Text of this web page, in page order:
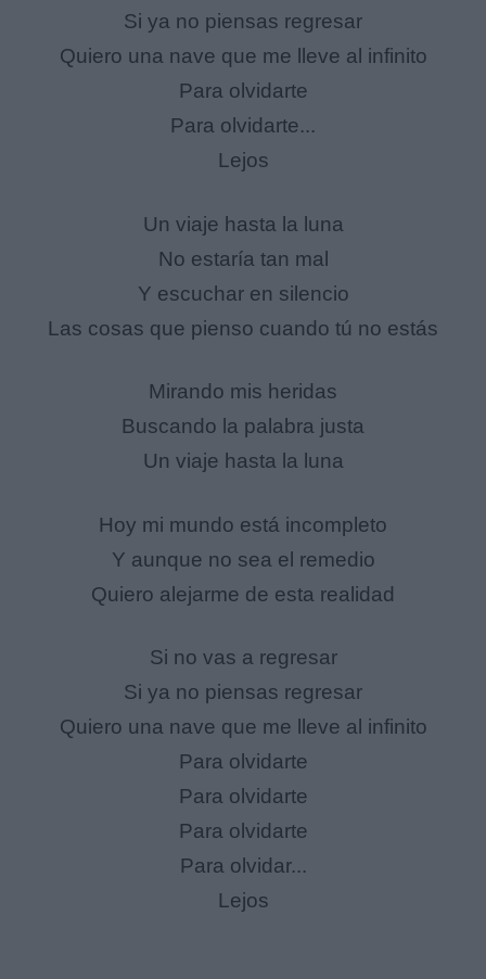
Si ya no piensas regresar
Quiero una nave que me lleve al infinito
Para olvidarte
Para olvidarte...
Lejos
Un viaje hasta la luna
No estaría tan mal
Y escuchar en silencio
Las cosas que pienso cuando tú no estás
Mirando mis heridas
Buscando la palabra justa
Un viaje hasta la luna
Hoy mi mundo está incompleto
Y aunque no sea el remedio
Quiero alejarme de esta realidad
Si no vas a regresar
Si ya no piensas regresar
Quiero una nave que me lleve al infinito
Para olvidarte
Para olvidarte
Para olvidarte
Para olvidar...
Lejos